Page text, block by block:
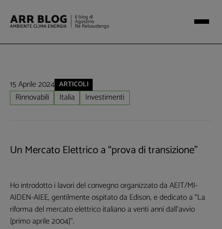
15 Aprile 2024 ARTICOLI
Rinnovabili Italia Investimenti
Un Mercato Elettrico a “prova di transizione”
Ho introdotto i lavori del convegno organizzato da AEIT/MI-
AIDEN-AIEE, gentilmente ospitato da Edison, e dedicato a “La
riforma del mercato elettrico italiano a venti anni dall’avvio
[primo aprile 2004]”.